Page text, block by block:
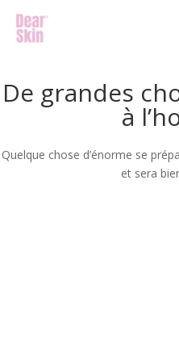
De grandes
à
Quelque chose d’énorme se
et sera